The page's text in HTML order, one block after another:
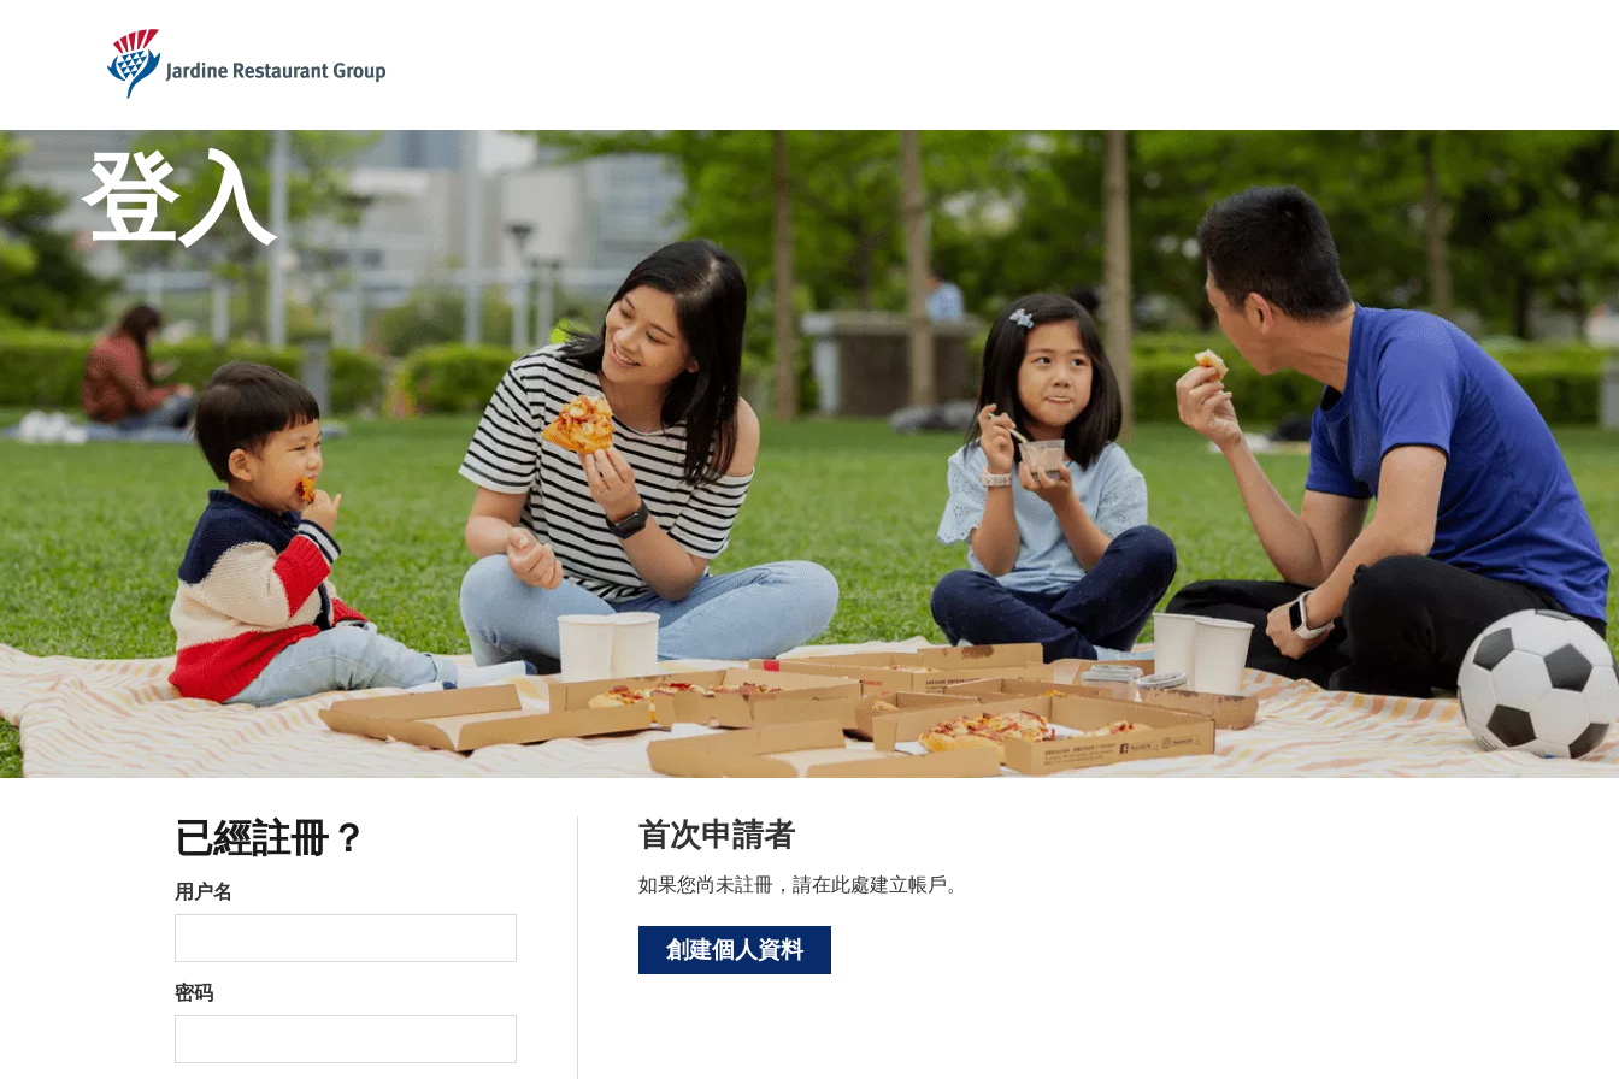
JRG
登入
已經註冊？
登录
用户名
密码
首次申請者
如果您尚未註冊，請在此處建立帳戶。
創建個人資料